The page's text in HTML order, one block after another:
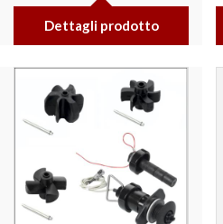
Dettagli prodotto